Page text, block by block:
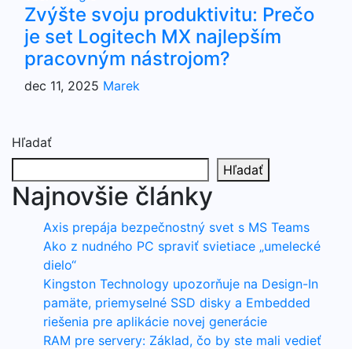
Zvýšte svoju produktivitu: Prečo
je set Logitech MX najlepším
pracovným nástrojom?
dec 11, 2025 Marek
Hľadať
Hľadať
Najnovšie články
Axis prepája bezpečnostný svet s MS Teams
Ako z nudného PC spraviť svietiace „umelecké
dielo“
Kingston Technology upozorňuje na Design-In
pamäte, priemyselné SSD disky a Embedded
riešenia pre aplikácie novej generácie
RAM pre servery: Základ, čo by ste mali vedieť